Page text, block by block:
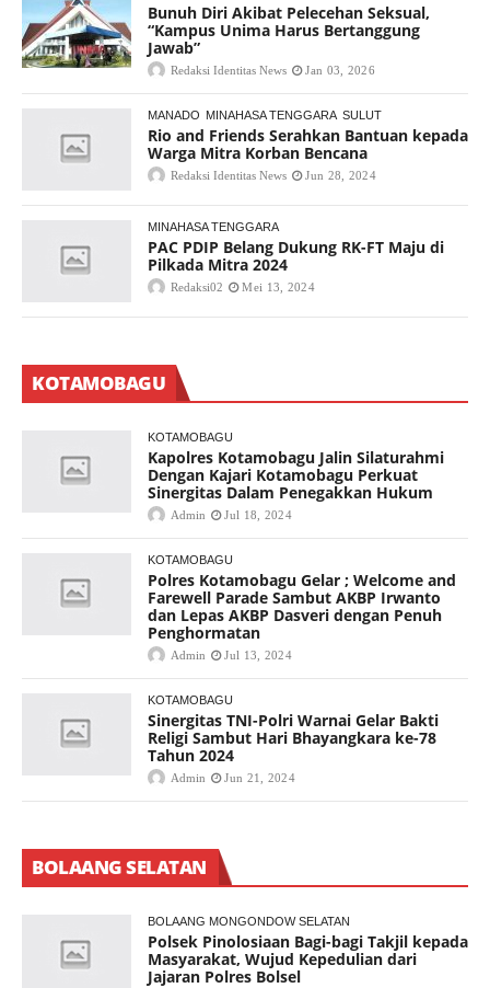
Bunuh Diri Akibat Pelecehan Seksual,
“Kampus Unima Harus Bertanggung
Jawab”
Redaksi Identitas News Jan 03, 2026
MANADO MINAHASA TENGGARA SULUT
Rio and Friends Serahkan Bantuan kepada
Warga Mitra Korban Bencana
Redaksi Identitas News Jun 28, 2024
MINAHASA TENGGARA
PAC PDIP Belang Dukung RK-FT Maju di
Pilkada Mitra 2024
Redaksi02 Mei 13, 2024
KOTAMOBAGU
KOTAMOBAGU
Kapolres Kotamobagu Jalin Silaturahmi
Dengan Kajari Kotamobagu Perkuat
Sinergitas Dalam Penegakkan Hukum
Admin Jul 18, 2024
KOTAMOBAGU
Polres Kotamobagu Gelar ; Welcome and
Farewell Parade Sambut AKBP Irwanto
dan Lepas AKBP Dasveri dengan Penuh
Penghormatan
Admin Jul 13, 2024
KOTAMOBAGU
Sinergitas TNI-Polri Warnai Gelar Bakti
Religi Sambut Hari Bhayangkara ke-78
Tahun 2024
Admin Jun 21, 2024
BOLAANG SELATAN
BOLAANG MONGONDOW SELATAN
Polsek Pinolosiaan Bagi-bagi Takjil kepada
Masyarakat, Wujud Kepedulian dari
Jajaran Polres Bolsel